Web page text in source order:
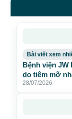
Bài viết xem
Bệnh viện JW
do tiêm mỡ
28/07/2026